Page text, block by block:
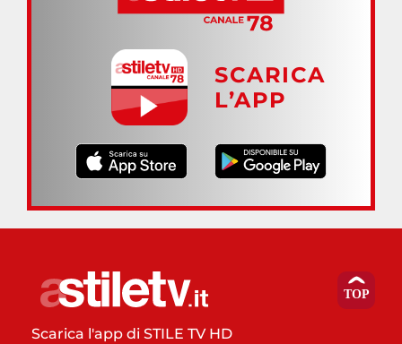
SCARICA
L’APP
Scarica l'app di STILE TV HD